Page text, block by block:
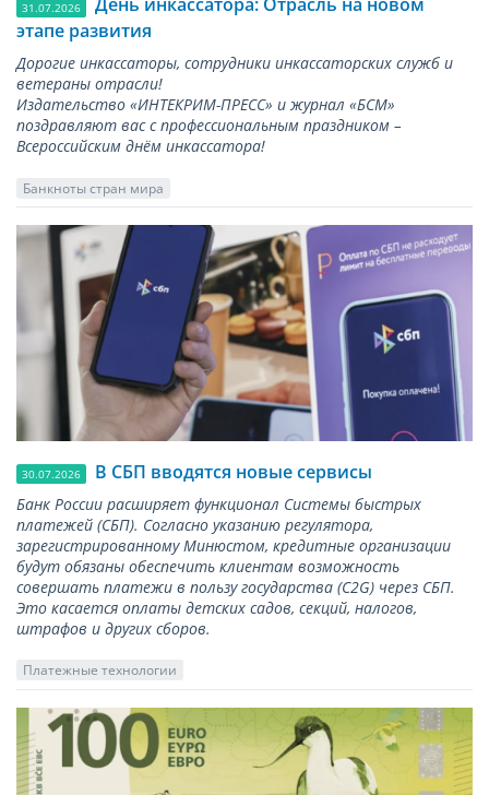
31.07.2026
День инкассатора: Отрасль на новом
этапе развития
Дорогие инкассаторы, сотрудники инкассаторских служб и
ветераны отрасли!
Издательство «ИНТЕКРИМ-ПРЕСС» и журнал «БСМ»
поздравляют вас с профессиональным праздником –
Всероссийским днём инкассатора!
Банкноты стран мира
30.07.2026 В СБП вводятся новые сервисы
Банк России расширяет функционал Системы быстрых
платежей (СБП). Согласно указанию регулятора,
зарегистрированному Минюстом, кредитные организации
будут обязаны обеспечить клиентам возможность
совершать платежи в пользу государства (С2G) через СБП.
Это касается оплаты детских садов, секций, налогов,
штрафов и других сборов.
Платежные технологии